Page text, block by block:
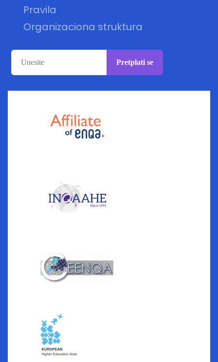
Pravila
Organizaciona struktura
Pretplati se